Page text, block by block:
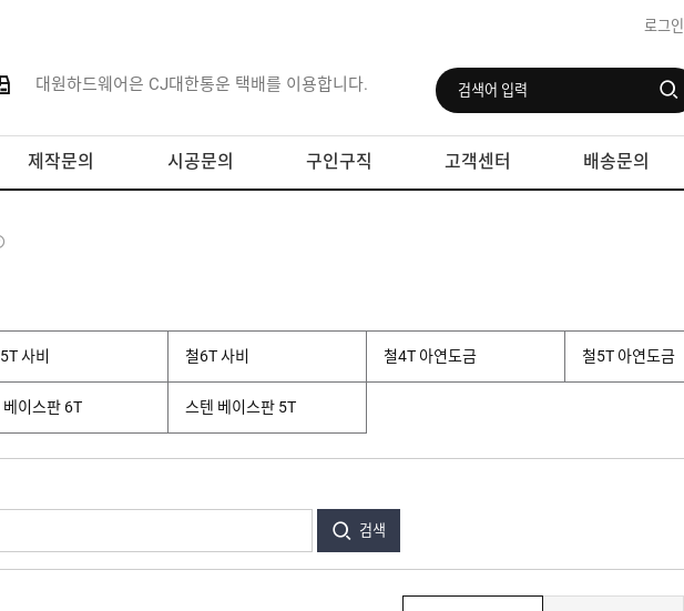
로그인
대원하드웨어은 CJ대한통운 택배를 이용합니다.
제작문의 시공문의 구인구직 고객센터 배송문의
사비 철6T 사비 철4T 아연도금 철5T 아연도금
베이스판 6T 스텐 베이스판 5T
검색